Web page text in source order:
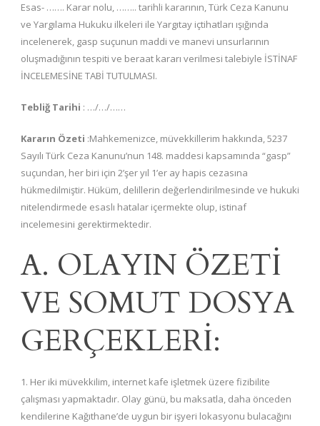
Esas- ……. Karar nolu, …….. tarihli kararının, Türk Ceza Kanunu
ve Yargılama Hukuku ilkeleri ile Yargıtay içtihatları ışığında
incelenerek, gasp suçunun maddi ve manevi unsurlarının
oluşmadığının tespiti ve beraat kararı verilmesi talebiyle İSTİNAF
İNCELEMESİNE TABİ TUTULMASI.
Tebliğ Tarihi : …/…/……
Kararın Özeti :Mahkemenizce, müvekkillerim hakkında, 5237
Sayılı Türk Ceza Kanunu’nun 148. maddesi kapsamında “gasp”
suçundan, her biri için 2’şer yıl 1’er ay hapis cezasına
hükmedilmiştir. Hüküm, delillerin değerlendirilmesinde ve hukuki
nitelendirmede esaslı hatalar içermekte olup, istinaf
incelemesini gerektirmektedir.
A. OLAYIN ÖZETİ
VE SOMUT DOSYA
GERÇEKLERİ:
1. Her iki müvekkilim, internet kafe işletmek üzere fizibilite
çalışması yapmaktadır. Olay günü, bu maksatla, daha önceden
kendilerine Kağıthane’de uygun bir işyeri lokasyonu bulacağını